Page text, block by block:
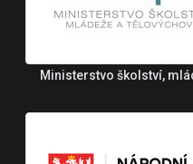
Ministerstvo školství,